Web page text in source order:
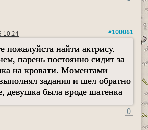
10:24 #100061
пожалуйста найти актрису.
парень постоянно сидит за
на кровати. Моментами
задания и шел обратно
девушка была вроде шатенка
0